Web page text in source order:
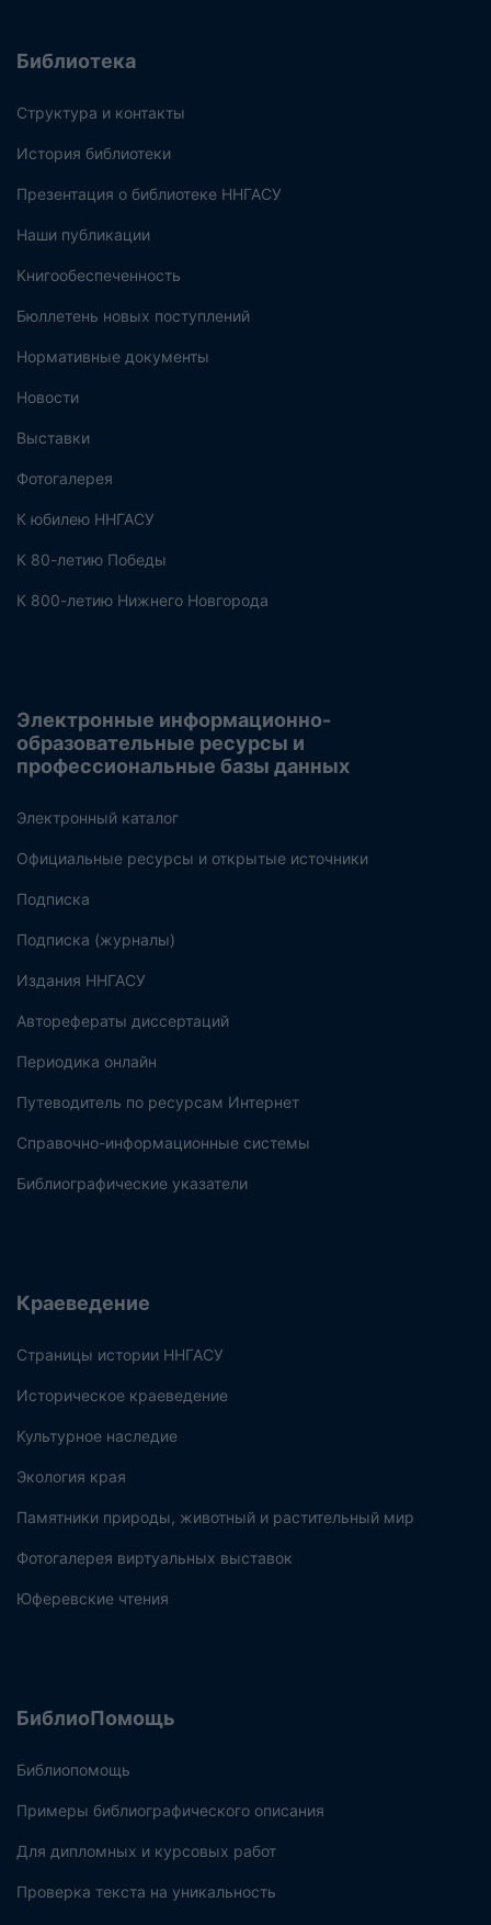
Библиотека
Структура и контакты
История библиотеки
Презентация о библиотеке ННГАСУ
Наши публикации
Книгообеспеченность
Бюллетень новых поступлений
Нормативные документы
Новости
Выставки
Фотогалерея
К юбилею ННГАСУ
К 80-летию Победы
К 800-летию Нижнего Новгорода
Электронные информационно-
образовательные ресурсы и
профессиональные базы данных
Электронный каталог
Официальные ресурсы и открытые источники
Подписка
Подписка (журналы)
Издания ННГАСУ
Авторефераты диссертаций
Периодика онлайн
Путеводитель по ресурсам Интернет
Справочно-информационные системы
Библиографические указатели
Краеведение
Страницы истории ННГАСУ
Историческое краеведение
Культурное наследие
Экология края
Памятники природы, животный и растительный мир
Фотогалерея виртуальных выставок
Юферевские чтения
БиблиоПомощь
Библиопомощь
Примеры библиографического описания
Для дипломных и курсовых работ
Проверка текста на уникальность